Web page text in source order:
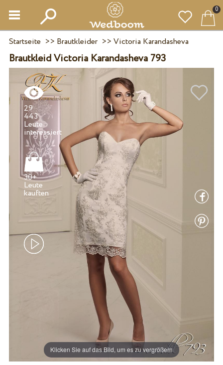
0
Startseite >> Brautkleider>> Victoria Karandasheva
Brautkleid Victoria Karandasheva 793
Klicken Sie auf das Bild, um es zu vergrößern
29
443
Leute
30+
Leute
kauften